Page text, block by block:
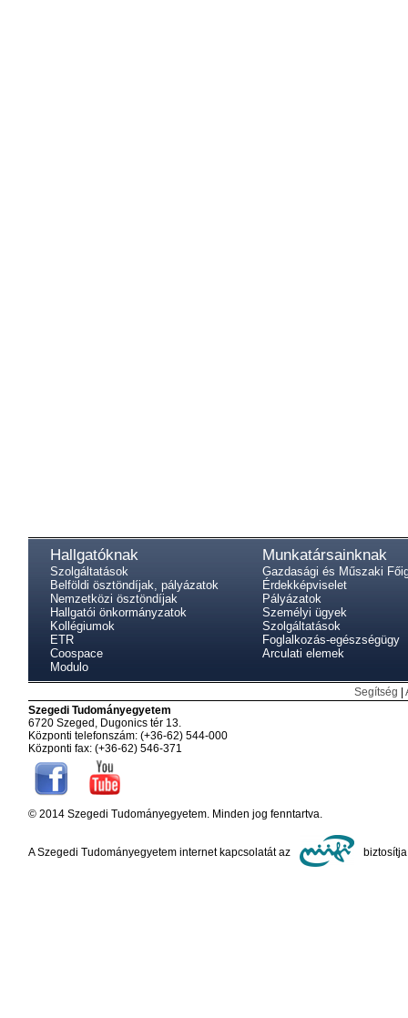
Hallgatóknak
Szolgáltatások
Belföldi ösztöndíjak, pályázatok
Nemzetközi ösztöndíjak
Hallgatói önkormányzatok
Kollégiumok
ETR
Coospace
Modulo
Munkatársainknak
Gazdasági és Műszaki
Érdekképviselet
Pályázatok
Személyi ügyek
Szolgáltatások
Foglalkozás-egészségügy
Arculati elemek
Segítség |
Szegedi Tudományegyetem
6720 Szeged, Dugonics tér 13.
Központi telefonszám: (+36-62) 544-000
Központi fax: (+36-62) 546-371
© 2014 Szegedi Tudományegyetem. Minden jog fenntartva.
A Szegedi Tudományegyetem internet kapcsolatát az biztosítja